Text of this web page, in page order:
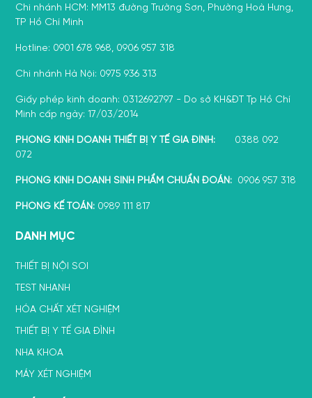
Chi nhánh HCM: MM13 đường Trường Sơn, Phường Hoà Hưng,
TP Hồ Chí Minh
Hotline: 0901 678 968, 0906 957 318
Chi nhánh Hà Nội: 0975 936 313
Giấy phép kinh doanh: 0312692797 - Do sở KH&ĐT Tp Hồ Chí
Minh cấp ngày: 17/03/2014
PHÒNG KINH DOANH THIẾT BỊ Y TẾ GIA ĐÌNH: 0388 092
072
PHÒNG KINH DOANH SINH PHẨM CHUẨN ĐOÁN: 0906 957 318
PHÒNG KẾ TOÁN: 0989 111 817
DANH MỤC
THIẾT BỊ NỘI SOI
TEST NHANH
HÓA CHẤT XÉT NGHIỆM
THIẾT BỊ Y TẾ GIA ĐÌNH
NHA KHOA
MÁY XÉT NGHIỆM